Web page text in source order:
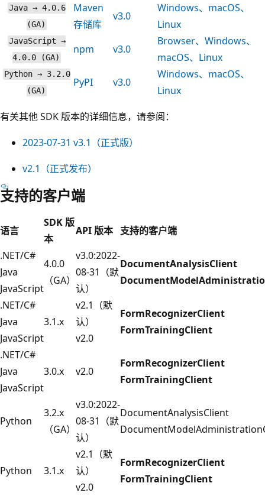
Java → 4.0.6
(GA)
Maven
存储库
v3.0
Windows、macOS、
Linux
JavaScript →
4.0.0 (GA)
npm v3.0
Browser、Windows、
macOS、Linux
Python → 3.2.0
(GA)
PyPI v3.0
Windows、macOS、
Linux
有关其他 SDK 版本的详细信息，请参阅：
2023-07-31 v3.1（正式版）
v2.1
（正式发布）
支持的客户端
语言
SDK 版
本
API 版本 支持的客户端
.NET/C#
Java
JavaScript
4.0.0
（GA）
v3.0:2022-
08-31（默
认）
DocumentAnalysisClient
.NET/C#
Java
JavaScript
3.1.x
v2.1（默
认）
v2.0
FormRecognizerClient
FormTrainingClient
.NET/C#
Java
JavaScript
3.0.x v2.0
FormRecognizerClient
FormTrainingClient
Python
3.2.x
（GA）
v3.0:2022-
08-31（默
认）
DocumentAnalysisClient
Python 3.1.x
v2.1（默
认）
v2.0
FormRecognizerClient
FormTrainingClient